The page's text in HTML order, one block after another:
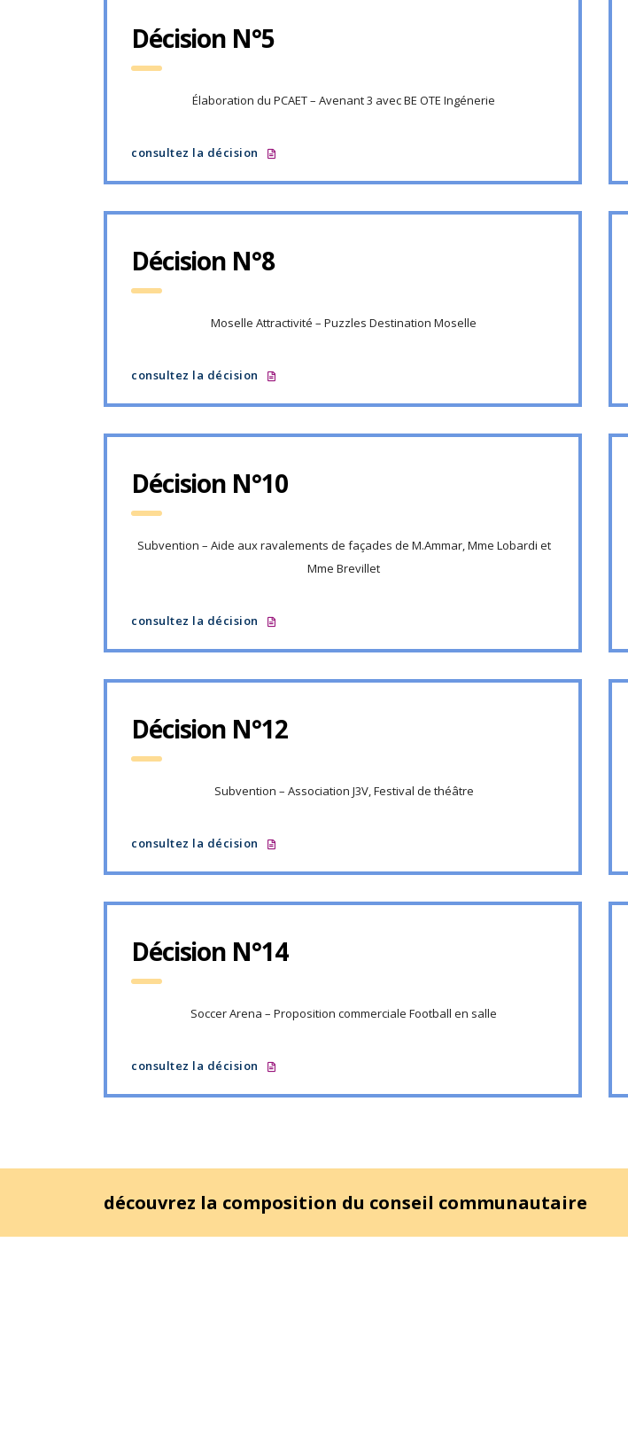
Décision N°5
Élaboration du PCAET – Avenant 3 avec BE OTE Ingénerie
consultez la décision
Décision N°8
Moselle Attractivité – Puzzles Destination Moselle
consultez la décision
Décision N°10
Subvention – Aide aux ravalements de façades de M.Ammar, Mme Lobardi et
Mme Brevillet
consultez la décision
Décision N°12
Subvention – Association J3V, Festival de théâtre
consultez la décision
Décision N°14
Soccer Arena – Proposition commerciale Football en salle
consultez la décision
découvrez la composition du conseil communautaire